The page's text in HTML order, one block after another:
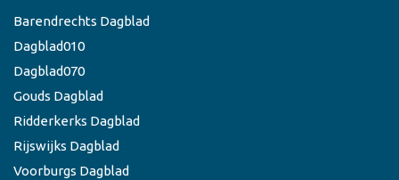
Barendrechts Dagblad
Dagblad010
Dagblad070
Gouds Dagblad
Ridderkerks Dagblad
Rijswijks Dagblad
Voorburgs Dagblad